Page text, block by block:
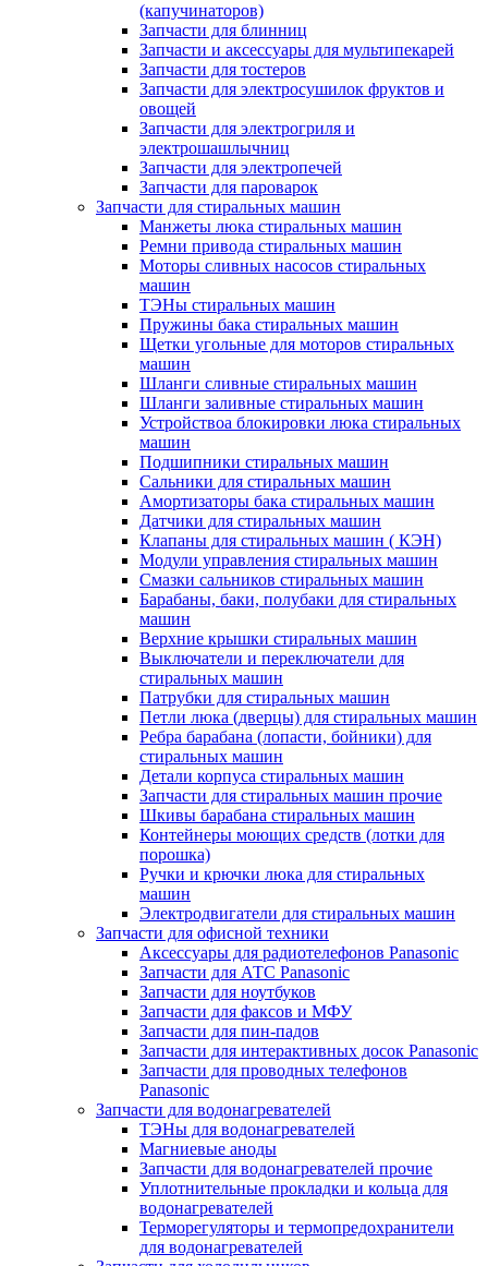
(капучинаторов)
Запчасти для блинниц
Запчасти и аксессуары для мультипекарей
Запчасти для тостеров
Запчасти для электросушилок фруктов и
овощей
Запчасти для электрогриля и
электрошашлычниц
Запчасти для электропечей
Запчасти для пароварок
Запчасти для стиральных машин
Манжеты люка стиральных машин
Ремни привода стиральных машин
Моторы сливных насосов стиральных
машин
ТЭНы стиральных машин
Пружины бака стиральных машин
Щетки угольные для моторов стиральных
машин
Шланги сливные стиральных машин
Шланги заливные стиральных машин
Устройствоа блокировки люка стиральных
машин
Подшипники стиральных машин
Сальники для стиральных машин
Амортизаторы бака стиральных машин
Датчики для стиральных машин
Клапаны для стиральных машин ( КЭН)
Модули управления стиральных машин
Смазки сальников стиральных машин
Барабаны, баки, полубаки для стиральных
машин
Верхние крышки стиральных машин
Выключатели и переключатели для
стиральных машин
Патрубки для стиральных машин
Петли люка (дверцы) для стиральных машин
Ребра барабана (лопасти, бойники) для
стиральных машин
Детали корпуса стиральных машин
Запчасти для стиральных машин прочие
Шкивы барабана стиральных машин
Контейнеры моющих средств (лотки для
порошка)
Ручки и крючки люка для стиральных
машин
Электродвигатели для стиральных машин
Запчасти для офисной техники
Аксессуары для радиотелефонов Panasonic
Запчасти для АТС Panasonic
Запчасти для ноутбуков
Запчасти для факсов и МФУ
Запчасти для пин-падов
Запчасти для интерактивных досок Panasonic
Запчасти для проводных телефонов
Panasonic
Запчасти для водонагревателей
ТЭНы для водонагревателей
Магниевые аноды
Запчасти для водонагревателей прочие
Уплотнительные прокладки и кольца для
водонагревателей
Терморегуляторы и термопредохранители
для водонагревателей